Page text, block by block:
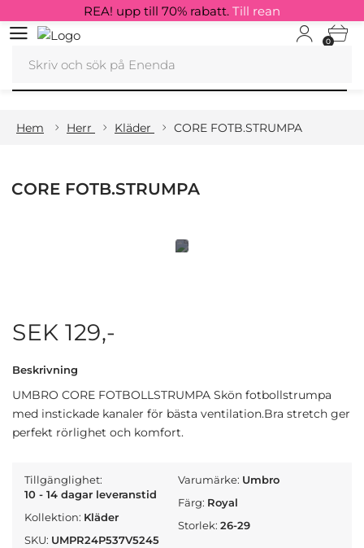
0
REA! upp till 70% rabatt. Till rean
Hem Herr Kläder CORE FOTB.STRUMPA
CORE FOTB.STRUMPA
SEK 129,-
Beskrivning
UMBRO CORE FOTBOLLSTRUMPA Skön fotbollstrumpa
med instickade kanaler för bästa ventilation.Bra stretch ger
perfekt rörlighet och komfort.
Tillgänglighet:
10 - 14 dagar leveranstid
Kollektion: Kläder
SKU: UMPR24P537V5245
Varumärke: Umbro
Färg: Royal
Storlek:26-29